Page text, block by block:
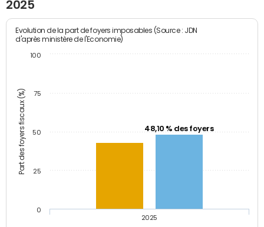
2025
Part des foyers fiscaux (%)
Evolution de la part de foyers imposables (Source : JDN
d'après ministère de l'Economie)
48,10 % des foyers
2025
0
25
50
75
100